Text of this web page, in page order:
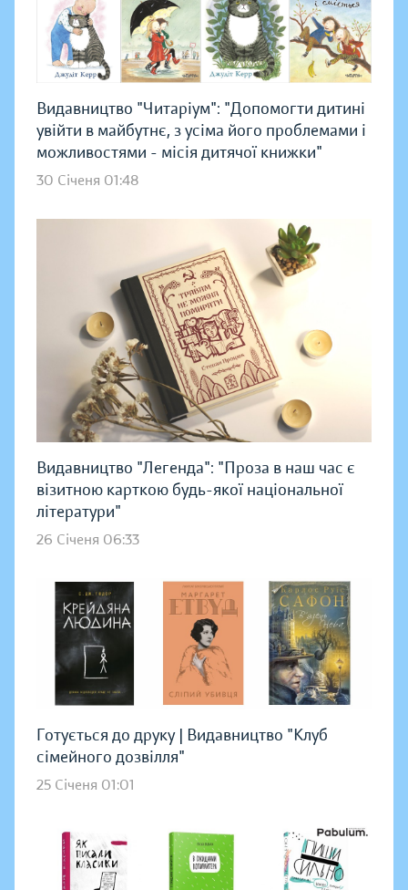
Видавництво "Читаріум": "Допомогти дитині
увійти в майбутнє, з усіма його проблемами і
можливостями - місія дитячої книжки"
30 Січеня 01:48
Видавництво "Легенда": "Проза в наш час є
візитною карткою будь-якої національної
літератури"
26 Січеня 06:33
Готується до друку | Видавництво "Клуб
сімейного дозвілля"
25 Січеня 01:01